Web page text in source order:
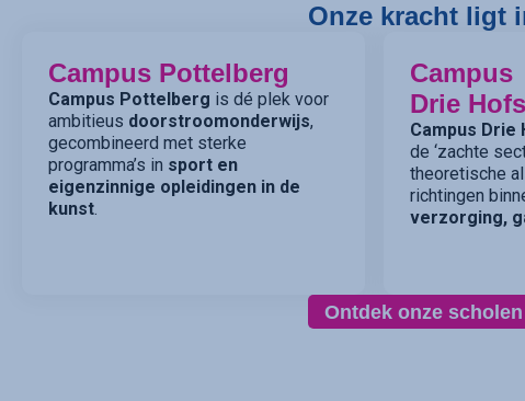
Onze kracht ligt
Campus Pottelberg
Campus Pottelberg is dé plek voor
ambitieus doorstroomonderwijs,
gecombineerd met sterke
programma’s in sport en
eigenzinnige opleidingen in de
kunst.
Campus
Drie
Campus Drie
de ‘zachte
theoretische
richtingen
verzorging,
Ontdek onze scholen